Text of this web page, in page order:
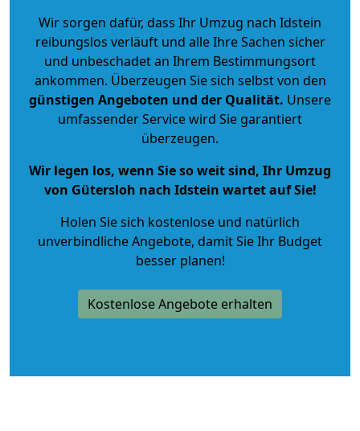
Wir sorgen dafür, dass Ihr Umzug nach Idstein
reibungslos verläuft und alle Ihre Sachen sicher
und unbeschadet an Ihrem Bestimmungsort
ankommen. Überzeugen Sie sich selbst von den
günstigen Angeboten und der Qualität. Unsere
umfassender Service wird Sie garantiert
überzeugen.
Wir legen los, wenn Sie so weit sind, Ihr Umzug
von Gütersloh nach Idstein wartet auf Sie!
Holen Sie sich kostenlose und natürlich
unverbindliche Angebote, damit Sie Ihr Budget
besser planen!
Kostenlose Angebote erhalten